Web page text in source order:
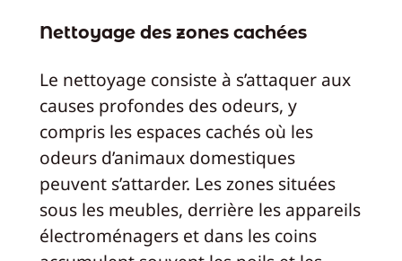
Nettoyage des zones cachées
Le nettoyage consiste à s’attaquer aux
causes profondes des odeurs, y
compris les espaces cachés où les
odeurs d’animaux domestiques
peuvent s’attarder. Les zones situées
sous les meubles, derrière les appareils
électroménagers et dans les coins